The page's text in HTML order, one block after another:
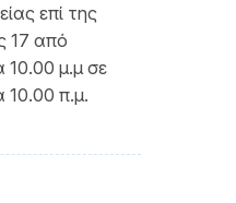
επί της
17 από
10.00 μ.μ σε
10.00 π.μ.